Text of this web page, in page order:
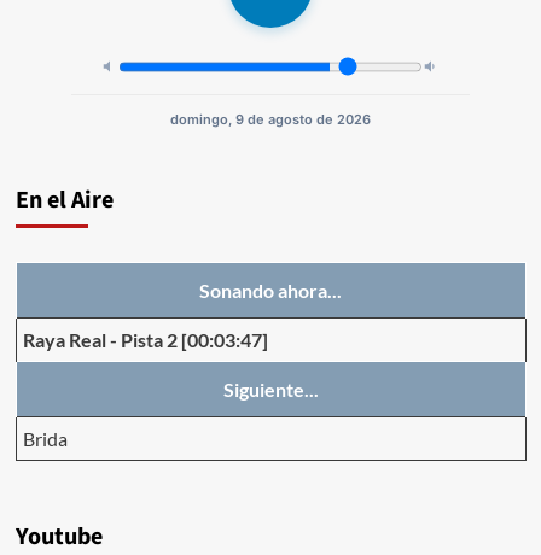
domingo, 9 de agosto de 2026
En el Aire
Sonando ahora...
Raya Real- Pista 2 [00:03:47]
Siguiente...
Brida
Youtube